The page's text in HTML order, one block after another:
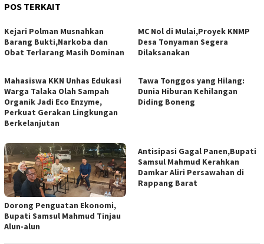
POS TERKAIT
Kejari Polman Musnahkan
Barang Bukti,Narkoba dan
Obat Terlarang Masih Dominan
MC Nol di Mulai,Proyek KNMP
Desa Tonyaman Segera
Dilaksanakan
Mahasiswa KKN Unhas Edukasi
Warga Talaka Olah Sampah
Organik Jadi Eco Enzyme,
Perkuat Gerakan Lingkungan
Berkelanjutan
Tawa Tonggos yang Hilang:
Dunia Hiburan Kehilangan
Diding Boneng
Dorong Penguatan Ekonomi,
Bupati Samsul Mahmud Tinjau
Alun-alun
Antisipasi Gagal Panen,Bupati
Samsul Mahmud Kerahkan
Damkar Aliri Persawahan di
Rappang Barat